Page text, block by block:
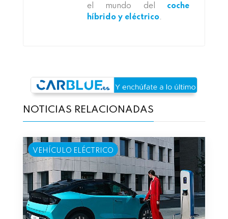
el mundo del coche
híbrido y eléctrico.
NOTICIAS RELACIONADAS
VEHÍCULO ELÉCTRICO